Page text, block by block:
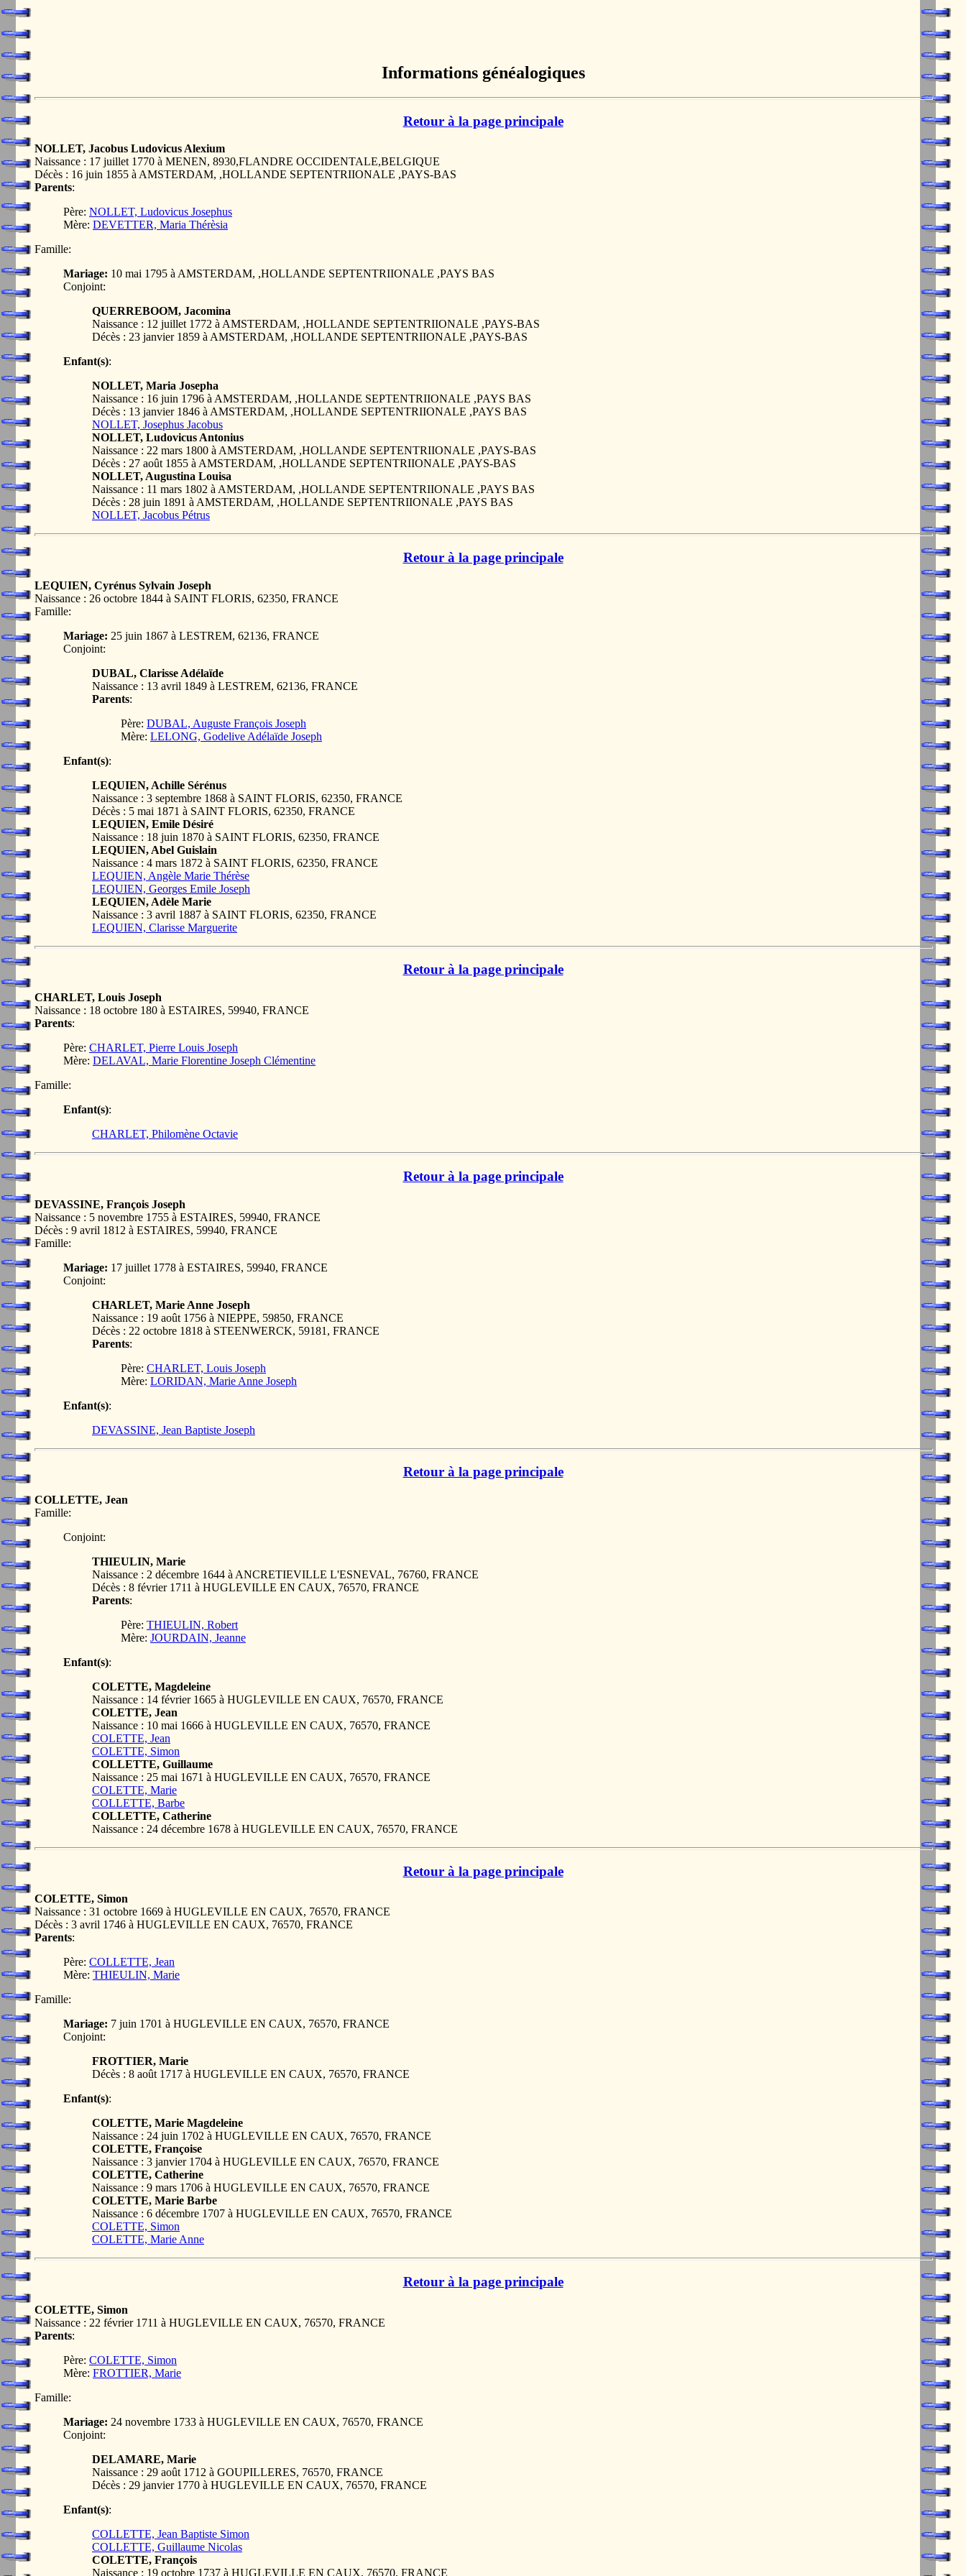
Informations généalogiques
Retour à la page principale
NOLLET, Jacobus Ludovicus Alexium
Naissance : 17 juillet 1770 à MENEN, 8930,FLANDRE OCCIDENTALE,BELGIQUE
Décès : 16 juin 1855 à AMSTERDAM, ,HOLLANDE SEPTENTRIIONALE ,PAYS-BAS
Parents:
Père: NOLLET, Ludovicus Josephus
Mère: DEVETTER, Maria Thérèsia
Famille:
Mariage: 10 mai 1795 à AMSTERDAM, ,HOLLANDE SEPTENTRIIONALE ,PAYS BAS
Conjoint:
QUERREBOOM, Jacomina
Naissance : 12 juillet 1772 à AMSTERDAM, ,HOLLANDE SEPTENTRIIONALE ,PAYS-BAS
Décès : 23 janvier 1859 à AMSTERDAM, ,HOLLANDE SEPTENTRIIONALE ,PAYS-BAS
Enfant(s):
NOLLET, Maria Josepha
Naissance : 16 juin 1796 à AMSTERDAM, ,HOLLANDE SEPTENTRIIONALE ,PAYS BAS
Décès : 13 janvier 1846 à AMSTERDAM, ,HOLLANDE SEPTENTRIIONALE ,PAYS BAS
NOLLET, Josephus Jacobus
NOLLET, Ludovicus Antonius
Naissance : 22 mars 1800 à AMSTERDAM, ,HOLLANDE SEPTENTRIIONALE ,PAYS-BAS
Décès : 27 août 1855 à AMSTERDAM, ,HOLLANDE SEPTENTRIIONALE ,PAYS-BAS
NOLLET, Augustina Louisa
Naissance : 11 mars 1802 à AMSTERDAM, ,HOLLANDE SEPTENTRIIONALE ,PAYS BAS
Décès : 28 juin 1891 à AMSTERDAM, ,HOLLANDE SEPTENTRIIONALE ,PAYS BAS
NOLLET, Jacobus Pétrus
Retour à la page principale
LEQUIEN, Cyrénus Sylvain Joseph
Naissance : 26 octobre 1844 à SAINT FLORIS, 62350, FRANCE
Famille:
Mariage: 25 juin 1867 à LESTREM, 62136, FRANCE
Conjoint:
DUBAL, Clarisse Adélaïde
Naissance : 13 avril 1849 à LESTREM, 62136, FRANCE
Parents:
Père: DUBAL, Auguste François Joseph
Mère: LELONG, Godelive Adélaïde Joseph
Enfant(s):
LEQUIEN, Achille Sérénus
Naissance : 3 septembre 1868 à SAINT FLORIS, 62350, FRANCE
Décès : 5 mai 1871 à SAINT FLORIS, 62350, FRANCE
LEQUIEN, Emile Désiré
Naissance : 18 juin 1870 à SAINT FLORIS, 62350, FRANCE
LEQUIEN, Abel Guislain
Naissance : 4 mars 1872 à SAINT FLORIS, 62350, FRANCE
LEQUIEN, Angèle Marie Thérèse
LEQUIEN, Georges Emile Joseph
LEQUIEN, Adèle Marie
Naissance : 3 avril 1887 à SAINT FLORIS, 62350, FRANCE
LEQUIEN, Clarisse Marguerite
Retour à la page principale
CHARLET, Louis Joseph
Naissance : 18 octobre 180 à ESTAIRES, 59940, FRANCE
Parents:
Père: CHARLET, Pierre Louis Joseph
Mère: DELAVAL, Marie Florentine Joseph Clémentine
Famille:
Enfant(s):
CHARLET, Philomène Octavie
Retour à la page principale
DEVASSINE, François Joseph
Naissance : 5 novembre 1755 à ESTAIRES, 59940, FRANCE
Décès : 9 avril 1812 à ESTAIRES, 59940, FRANCE
Famille:
Mariage: 17 juillet 1778 à ESTAIRES, 59940, FRANCE
Conjoint:
CHARLET, Marie Anne Joseph
Naissance : 19 août 1756 à NIEPPE, 59850, FRANCE
Décès : 22 octobre 1818 à STEENWERCK, 59181, FRANCE
Parents:
Père: CHARLET, Louis Joseph
Mère: LORIDAN, Marie Anne Joseph
Enfant(s):
DEVASSINE, Jean Baptiste Joseph
Retour à la page principale
COLLETTE, Jean
Famille:
Conjoint:
THIEULIN, Marie
Naissance : 2 décembre 1644 à ANCRETIEVILLE L'ESNEVAL, 76760, FRANCE
Décès : 8 février 1711 à HUGLEVILLE EN CAUX, 76570, FRANCE
Parents:
Père: THIEULIN, Robert
Mère: JOURDAIN, Jeanne
Enfant(s):
COLETTE, Magdeleine
Naissance : 14 février 1665 à HUGLEVILLE EN CAUX, 76570, FRANCE
COLETTE, Jean
Naissance : 10 mai 1666 à HUGLEVILLE EN CAUX, 76570, FRANCE
COLETTE, Jean
COLETTE, Simon
COLLETTE, Guillaume
Naissance : 25 mai 1671 à HUGLEVILLE EN CAUX, 76570, FRANCE
COLETTE, Marie
COLLETTE, Barbe
COLLETTE, Catherine
Naissance : 24 décembre 1678 à HUGLEVILLE EN CAUX, 76570, FRANCE
Retour à la page principale
COLETTE, Simon
Naissance : 31 octobre 1669 à HUGLEVILLE EN CAUX, 76570, FRANCE
Décès : 3 avril 1746 à HUGLEVILLE EN CAUX, 76570, FRANCE
Parents:
Père: COLLETTE, Jean
Mère: THIEULIN, Marie
Famille:
Mariage: 7 juin 1701 à HUGLEVILLE EN CAUX, 76570, FRANCE
Conjoint:
FROTTIER, Marie
Décès : 8 août 1717 à HUGLEVILLE EN CAUX, 76570, FRANCE
Enfant(s):
COLETTE, Marie Magdeleine
Naissance : 24 juin 1702 à HUGLEVILLE EN CAUX, 76570, FRANCE
COLETTE, Françoise
Naissance : 3 janvier 1704 à HUGLEVILLE EN CAUX, 76570, FRANCE
COLETTE, Catherine
Naissance : 9 mars 1706 à HUGLEVILLE EN CAUX, 76570, FRANCE
COLETTE, Marie Barbe
Naissance : 6 décembre 1707 à HUGLEVILLE EN CAUX, 76570, FRANCE
COLETTE, Simon
COLETTE, Marie Anne
Retour à la page principale
COLETTE, Simon
Naissance : 22 février 1711 à HUGLEVILLE EN CAUX, 76570, FRANCE
Parents:
Père: COLETTE, Simon
Mère: FROTTIER, Marie
Famille:
Mariage: 24 novembre 1733 à HUGLEVILLE EN CAUX, 76570, FRANCE
Conjoint:
DELAMARE, Marie
Naissance : 29 août 1712 à GOUPILLERES, 76570, FRANCE
Décès : 29 janvier 1770 à HUGLEVILLE EN CAUX, 76570, FRANCE
Enfant(s):
COLLETTE, Jean Baptiste Simon
COLLETTE, Guillaume Nicolas
COLETTE, François
Naissance : 19 octobre 1737 à HUGLEVILLE EN CAUX, 76570, FRANCE